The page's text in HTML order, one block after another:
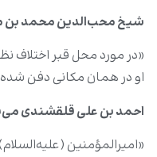
شیخ محب‌الدین محمد
«در مورد محل قبر اختلاف
او در همان مکانی دفن
احمد بن علی قلقشندی
«امیرالمؤمنین